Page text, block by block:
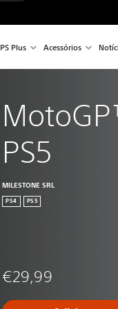
PS Plus Acessórios
PS5
MILESTONE SRL
PS4 PS5
€29,99